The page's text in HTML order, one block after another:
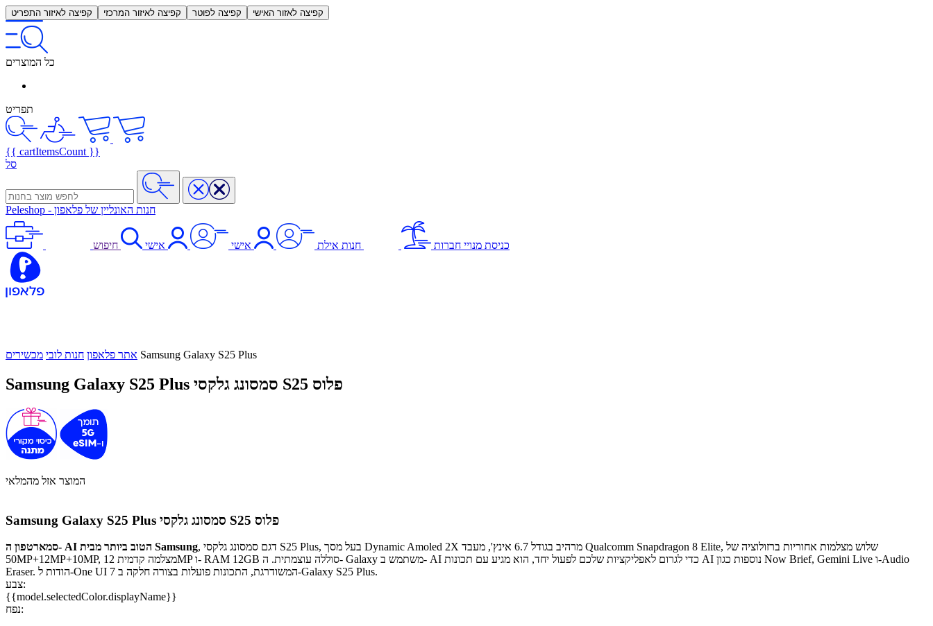
קפיצה לאיזור התפריט קפיצה לאיזור המרכזי קפיצה לפוטר קפיצה לאזור האישי
כל המוצרים
תפריט
{{ cartItemsCount }}
סל
Peleshop - חנות האונליין של פלאפון
כניסת מנויי חברות חנות אילת אישי אישי חיפוש
אתר פלאפון חנות לובי מכשירים Samsung Galaxy S25 Plus
Samsung Galaxy S25 Plus סמסונג גלקסי S25 פלוס
המוצר אזל מהמלאי
Samsung Galaxy S25 Plus סמסונג גלקסי S25 פלוס
סמארטפון ה- AI הטוב ביותר מבית Samsung, דגם סמסונג גלקסי S25 Plus, בעל מסך Dynamic Amoled 2X מרהיב בגודל 6.7 אינץ', מעבד Qualcomm Snapdragon 8 Elite, שלוש מצלמות אחוריות ברזולוציה של
50MP+12MP+10MP, מצלמה קדמית 12MP ו- RAM 12GB סוללה עוצמתית. ה- Galaxy משתמש ב- AI כדי לגרום לאפליקציות שלכם לפעול יחד, הוא מגיע עם תכונות AI נוספות כגון Now Brief, ‏Gemini Live ו-Audio
Eraser. הודות ל-One UI 7 המשודרגת, התכונות פועלות בצורה חלקה ב-Galaxy S25 Plus.
צבע:
{{model.selectedColor.displayName}}
נפח: